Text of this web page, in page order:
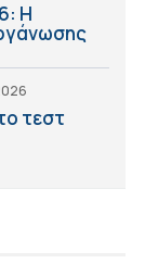
Η
τεστ